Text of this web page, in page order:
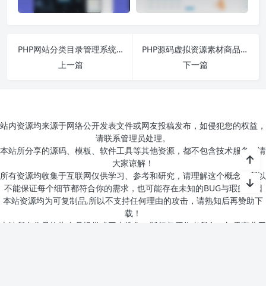
PHP网站分类目录管理系统源码 优客365网址导航系统V1.4.5
上一篇
PHP源码虚拟资源素材商品交易平台网站源码
下一篇
站内资源均来源于网络公开发表文件或网友投稿发布，如侵犯您的权益，
请联系管理员处理。
本站所分享的源码、模板、软件工具等其他资源，都不包含技术服务，请
大家谅解！
所有资源均收集于互联网仅供学习、参考和研究，请理解这个概念，所以
不能保证每个细节都符合你的需求，也可能存在未知的BUG与瑕疵，因
本站资源均为可复制品,所以不支持任何理由的攻击，请熟知后再赞助下
载！
本站所有作品均为会员提供或网上搜集，版权归原作者所有，如需商业用